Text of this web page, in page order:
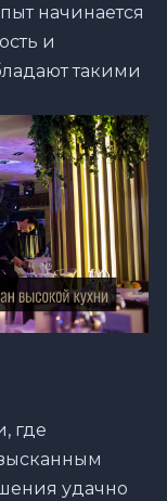
начинается
и
такими
где
удачно